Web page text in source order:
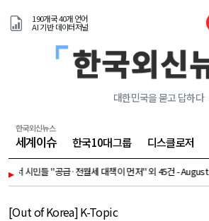
190개국 40개 언어
AI 기반 데이터저널
대한민국을 묻고 답하다
한국외신뉴스
세계이슈 한국10대그룹 디스클로저
▸들 "공급·전월세 대책이 먼저" 외 45건 - August 6, 2026
[Out of Korea] K-Topic